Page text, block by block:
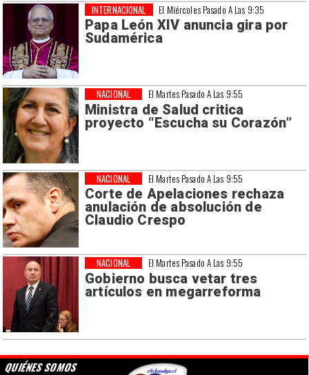
El Miércoles Pasado A Las 9:35
Papa León XIV anuncia gira por
Sudamérica
INTERNACIONAL
El Martes Pasado A Las 9:55
Ministra de Salud critica
proyecto “Escucha su Corazón”
NACIONAL
El Martes Pasado A Las 9:55
Corte de Apelaciones rechaza
anulación de absolución de
Claudio Crespo
NACIONAL
El Martes Pasado A Las 9:55
Gobierno busca vetar tres
artículos en megarreforma
NACIONAL
QUIÉNES SOMOS